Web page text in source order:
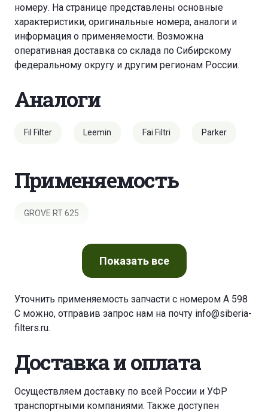
номеру. На странице представлены основные
характеристики, оригинальные номера, аналоги и
информация о применяемости. Возможна
оперативная доставка со склада по Сибирскому
федеральному округу и другим регионам России.
Аналоги
Fil Filter Leemin Fai Filtri Parker
Применяемость
GROVE RT 625
Показатьвсе
Уточнить применяемость запчасти с номером A 598
C можно, отправив запрос нам на почту info@siberia-
filters.ru.
Доставка и оплата
Осуществляем доставку по всей России и УФР
транспортными компаниями. Также доступен